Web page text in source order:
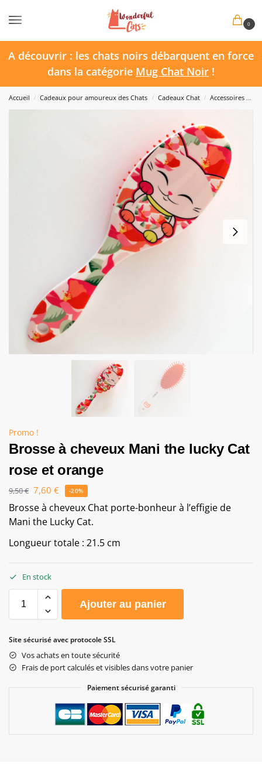
0
A découvrir : les chats noirs débarquent en force
dans la catégorie Mug Chat Noir !
Accueil / Cadeaux pour amoureux des Chats / Cadeaux Chat / Accessoires Chat
Promo !
Brosse à cheveux Mani the lucky Cat
rose et orange
9,50€ 7,60 € -20%
Brosse à cheveux Chat porte-bonheur à l’effigie de
Mani the Lucky Cat.
Longueur totale : 21.5 cm
En stock
Ajouter au panier
Site sécurisé avec protocole SSL
Vos achats en toute sécurité
Frais de port calculés et visibles dans votre panier
Paiement sécurisé garanti